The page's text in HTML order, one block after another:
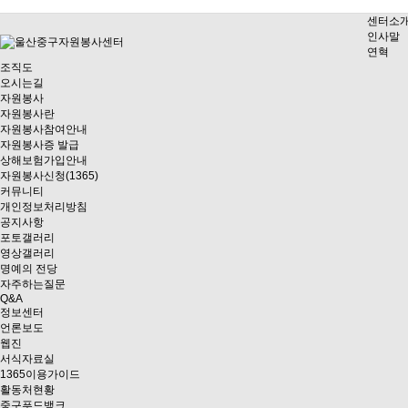
센터소
인사말
연혁
조직도
오시는길
자원봉사
자원봉사란
자원봉사참여안내
자원봉사증 발급
상해보험가입안내
자원봉사신청(1365)
커뮤니티
개인정보처리방침
공지사항
포토갤러리
영상갤러리
명예의 전당
자주하는질문
Q&A
정보센터
언론보도
웹진
서식자료실
1365이용가이드
활동처현황
중구푸드뱅크